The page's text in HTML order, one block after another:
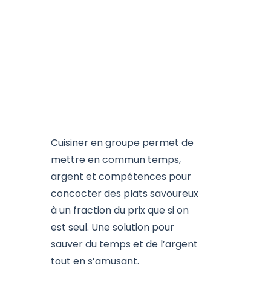
Cuisiner en groupe permet de
mettre en commun temps,
argent et compétences pour
concocter des plats savoureux
à un fraction du prix que si on
est seul. Une solution pour
sauver du temps et de l’argent
tout en s’amusant.